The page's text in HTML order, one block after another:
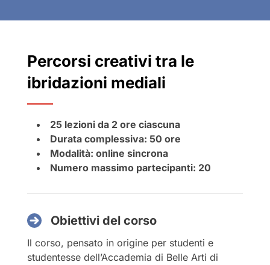
Percorsi creativi tra le
ibridazioni mediali
25 lezioni da 2 ore ciascuna
Durata complessiva: 50 ore
Modalità: online sincrona
Numero massimo partecipanti: 20
Obiettivi del corso
Il corso, pensato in origine per studenti e
studentesse dell’Accademia di Belle Arti di